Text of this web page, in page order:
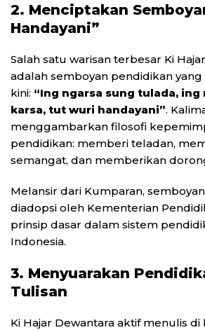
2. Menciptakan
Handayani”
Salah satu warisan terbesar Ki
adalah semboyan pendidikan
kini: “Ing ngarsa sung tulada, ing
karsa, tut wuri handayani”.
menggambarkan filosofi
pendidikan: memberi teladan,
semangat, dan memberikan
Melansir dari Kumparan,
diadopsi oleh Kementerian
prinsip dasar dalam sistem
Indonesia.
3. Menyuarakan
Tulisan
Ki Hajar Dewantara aktif menulis